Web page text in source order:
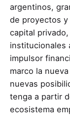
argentinos,
de proyectos y
capital
institucionales
impulsor
marco la
nuevas
tenga a partir
ecosistema